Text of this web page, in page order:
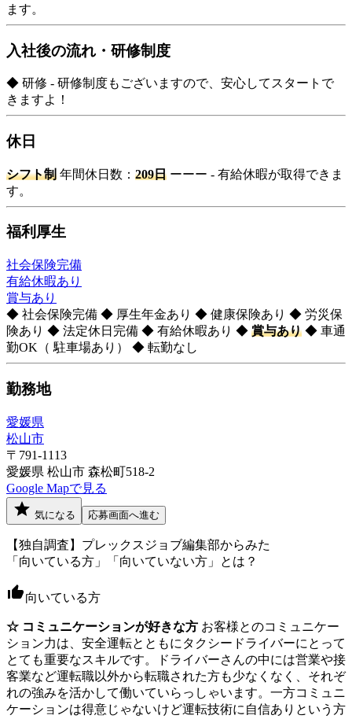
ます。
入社後の流れ・研修制度
◆ 研修 - 研修制度もございますので、安心してスタートで
きますよ！
休日
シフト制 年間休日数： 209日 ーーー - 有給休暇が取得できま
す。
福利厚生
社会保険完備
有給休暇あり
賞与あり
◆ 社会保険完備 ◆ 厚生年金あり ◆ 健康保険あり ◆ 労災保
険あり ◆ 法定休日完備 ◆ 有給休暇あり ◆ 賞与あり ◆ 車通
勤OK（ 駐車場あり） ◆ 転勤なし
勤務地
愛媛県
松山市
〒791-1113
愛媛県 松山市 森松町518-2
Google Mapで見る
気になる 応募画面へ進む
【独自調査】プレックスジョブ編集部からみた
「向いている方」「向いていない方」とは？
向いている方
☆ コミュニケーションが好きな方 お客様とのコミュニケー
ション力は、安全運転とともにタクシードライバーにとって
とても重要なスキルです。ドライバーさんの中には営業や接
客業など運転職以外から転職された方も少なくなく、それぞ
れの強みを活かして働いていらっしゃいます。一方コミュニ
ケーションは得意じゃないけど運転技術に自信ありという方